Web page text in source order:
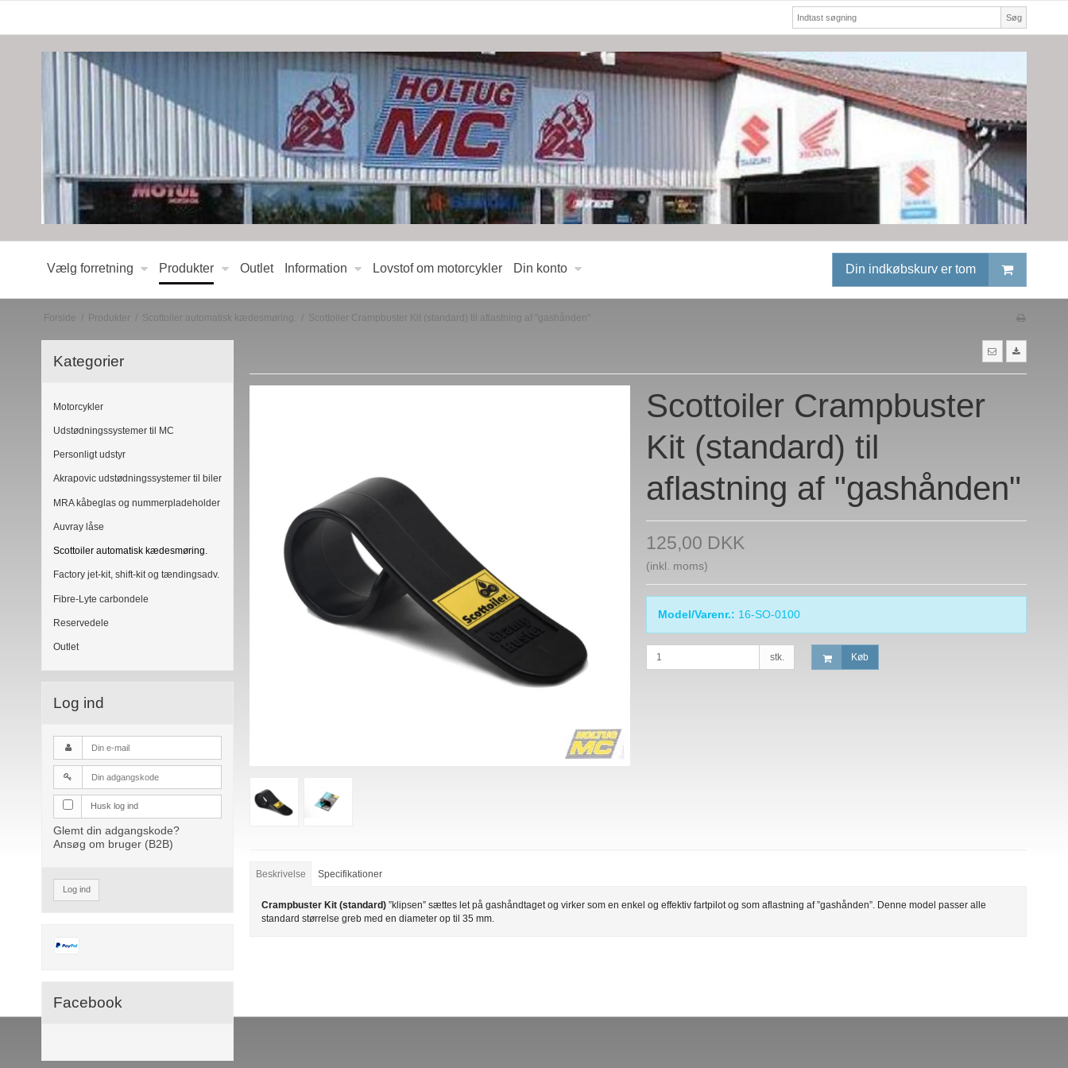
Søg
Vælg forretning Produkter Outlet Information Lovstof om motorcykler Din konto Din indkøbskurv er tom
Forside / Produkter / Scottoiler automatisk kædesmøring. / Scottoiler Crampbuster Kit (standard) til aflastning af "gashånden"
Kategorier
Motorcykler
Udstødningssystemer til MC
Personligt udstyr
Akrapovic udstødningssystemer til biler
MRA kåbeglas og nummerpladeholder
Auvray låse
Scottoiler automatisk kædesmøring.
Factory jet-kit, shift-kit og tændingsadv.
Fibre-Lyte carbondele
Reservedele
Outlet
Log ind
Husk log ind
Glemt din adgangskode?
Ansøg om bruger (B2B)
Log ind
Facebook
Scottoiler Crampbuster
Kit (standard) til
aflastning af "gashånden"
125,00 DKK
(inkl. moms)
Model/Varenr.: 16-SO-0100
stk. Køb
Beskrivelse Specifikationer
Crampbuster Kit (standard) ”klipsen” sættes let på gashåndtaget og virker som en enkel og effektiv fartpilot og som aflastning af ”gashånden”. Denne model passer alle
standard størrelse greb med en diameter op til 35 mm.